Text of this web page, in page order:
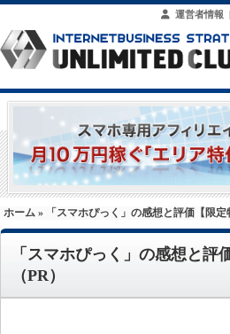
運営者情報 |
ホーム » 「スマホぴっく」の感想と評価【限定
「スマホぴっく」の感想と評
（PR）